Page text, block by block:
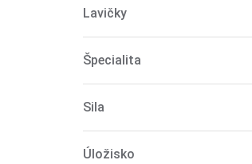
Lavičky
Špecialita
Sila
Úložisko